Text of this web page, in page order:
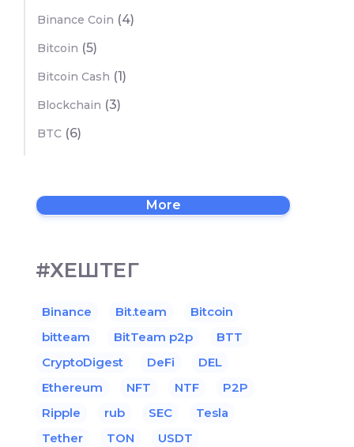
Binance Coin (4)
Bitcoin (5)
Bitcoin Cash (1)
Blockchain (3)
BTC (6)
More
#ХЕШТЕГ
Binance Bit.team
Bitcoin
bitteam
BitTeam p2p
BTT
CryptoDigest
DeFi
DEL
Ethereum
NFT NTF
P2P
Ripple
rub SEC
Tesla
Tether
TON
USDT